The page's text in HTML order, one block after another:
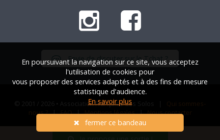
Envie de discuter sur le Tchat ?
© 2001 / 2026 • Association Française des Solos | Qui sommes-
nous ?|FAQ|Mentions légales|Nous contacter
En poursuivant la navigation sur ce site, vous acceptez
l'utilisation de cookies pour
vous proposer des services adaptés et à des fins de mesure
statistique d'audience.
En savoir plus
fermer ce bandeau